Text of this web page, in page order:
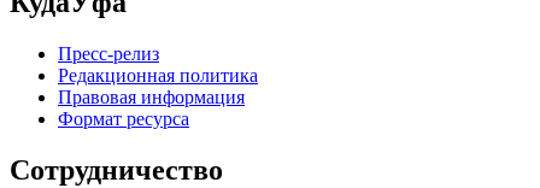
Пресс-релиз
Редакционная политика
Правовая информация
Формат ресурса
Сотрудничество